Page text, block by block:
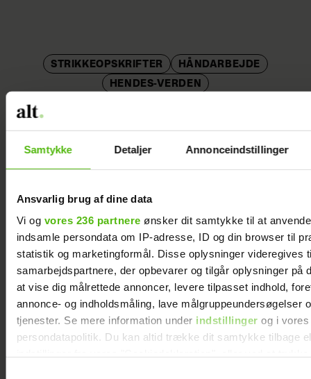
Samtykke Detaljer Annonceindstillinger
Ansvarlig brug af dine data
Vi og vores 236 partnere ønsker dit samtykke til at
indsamle persondata om IP-adresse, ID og din browser til
statistik og marketingformål. Disse oplysninger videregives
samarbejdspartnere, der opbevarer og tilgår oplysninger på
at vise dig målrettede annoncer, levere tilpasset indhold,
annonce- og indholdsmåling, lave målgruppeundersøgelser
tjenester. Se mere information under indstillinger og i vores
persondatapolitik. Du kan altid trække dit samtykke tilbage
STRIKKEOPSKRIFTER
HÅNDARBEJDE
HENDES-VERDEN
Hæklet
pyntetørklæde
nemt
selv
rund
hals